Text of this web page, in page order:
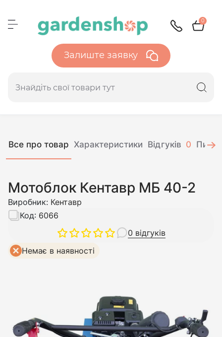
0
Залиште заявку
Все про товар Характеристики Відгуків 0
Мотоблок Кентавр МБ 40-2
Виробник: Кентавр
0 відгуків
Код: 6066
Немає в наявності